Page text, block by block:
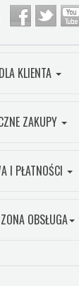
KLIENTA
ZAKUPY
I PŁATNOŚCI
OBSŁUGA